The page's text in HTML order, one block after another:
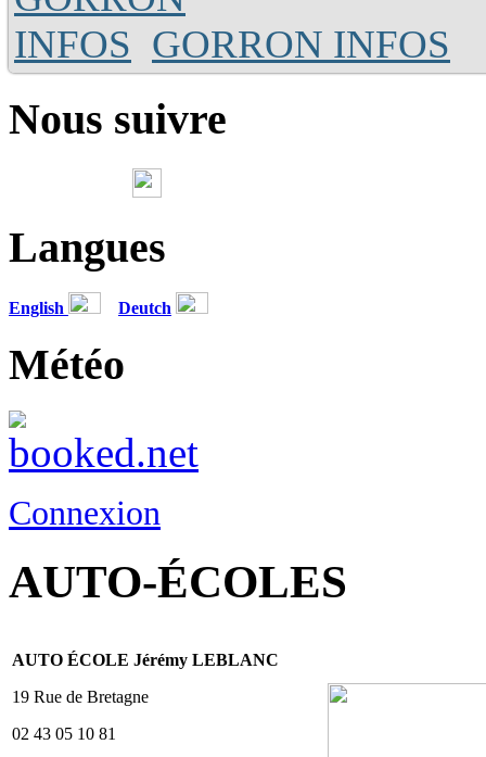
GORRON INFOS
Nous suivre
Langues
English Deutch
Météo
Connexion
AUTO-ÉCOLES
AUTO ÉCOLE Jérémy LEBLANC
19 Rue de Bretagne
02 43 05 10 81